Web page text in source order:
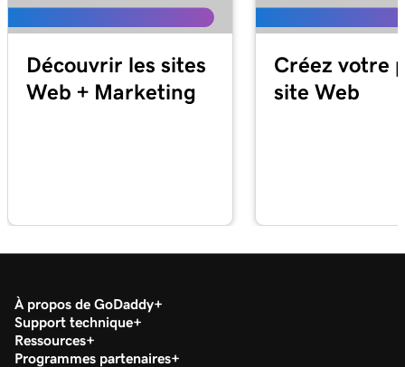
Découvrir les sites
Web + Marketing
Créez votre
site Web
À propos de GoDaddy
Support technique
Ressources
Programmes partenaires